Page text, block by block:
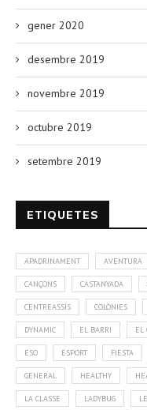
gener 2020
desembre 2019
novembre 2019
octubre 2019
setembre 2019
ETIQUETES
APADRINAMENT AVENTURA
CANÇONS CASTANYADA
CENTREASSÍS COLÒNIES
DYNAMIC EL BARRI EL
ESO ESPORT FIESTA
GENERAL HEALTHY
LA CLASSE LADYBUG